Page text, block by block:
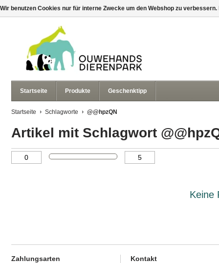
Startseite Produkte Geschenktipp
Startseite Schlagworte @@hpzQN
Artikel mit Schlagwort
Keine
Zahlungsarten Kontakt
Wir benutzen Cookies nur für interne Zwecke um den Webshop zu